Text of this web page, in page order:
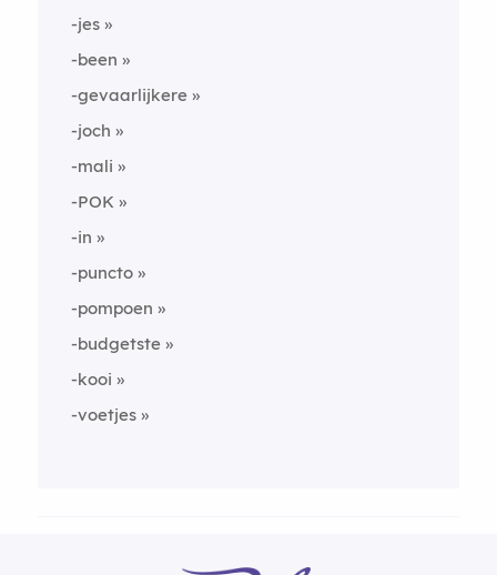
-jes
-been
-gevaarlijkere
-joch
-mali
-POK
-in
-puncto
-pompoen
-budgetste
-kooi
-voetjes